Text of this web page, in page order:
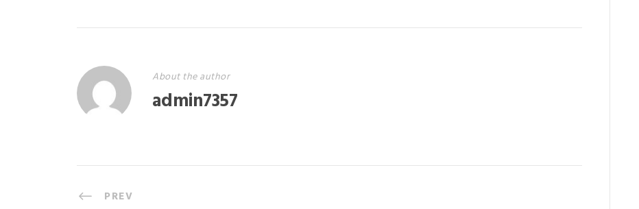
About the author
admin7357
PREV